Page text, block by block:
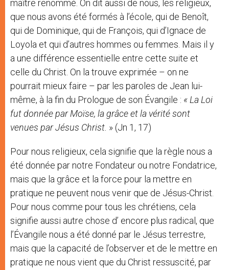
maître renommé. On dit aussi de nous, les religieux,
que nous avons été formés à l’école, qui de Benoît,
qui de Dominique, qui de François, qui d’Ignace de
Loyola et qui d’autres hommes ou femmes. Mais il y
a une différence essentielle entre cette suite et
celle du Christ. On la trouve exprimée – on ne
pourrait mieux faire – par les paroles de Jean lui-
même, à la fin du Prologue de son Évangile : «La Loi
fut donnée par Moïse, la grâce et la vérité sont
venues par Jésus Christ. » (Jn 1, 17)
Pour nous religieux, cela signifie que la règle nous a
été donnée par notre Fondateur ou notre Fondatrice,
mais que la grâce et la force pour la mettre en
pratique ne peuvent nous venir que de Jésus-Christ.
Pour nous comme pour tous les chrétiens, cela
signifie aussi autre chose d’ encore plus radical, que
l’Évangile nous a été donné par le Jésus terrestre,
mais que la capacité de l’observer et de le mettre en
pratique ne nous vient que du Christ ressuscité, par